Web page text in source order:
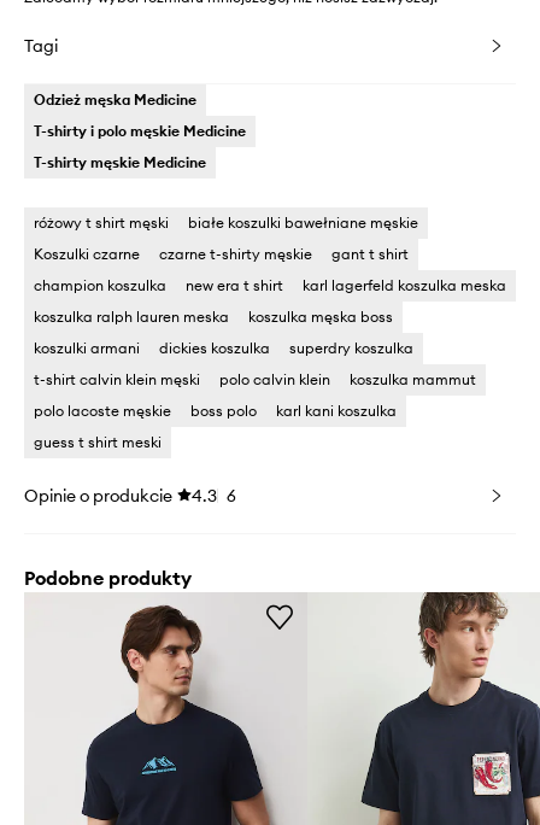
Tagi
Odzież męska Medicine
T-shirty i polo męskie Medicine
T-shirty męskie Medicine
różowy t shirt męski
białe koszulki bawełniane męskie
Koszulki czarne
czarne t-shirty męskie
gant t shirt
champion koszulka
new era t shirt
karl lagerfeld koszulka meska
koszulka ralph lauren meska
koszulka męska boss
koszulki armani
dickies koszulka
superdry koszulka
t-shirt calvin klein męski
polo calvin klein
koszulka mammut
polo lacoste męskie
boss polo
karl kani koszulka
guess t shirt meski
Opinie o produkcie 4.3 6
Podobne produkty